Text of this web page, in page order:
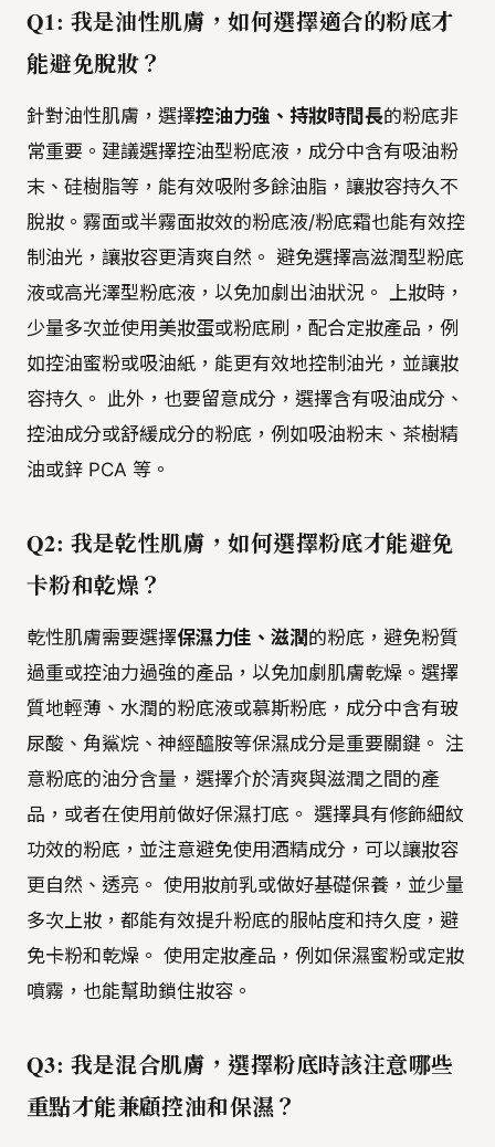
Q1: 我是油性肌膚，如何選擇適合的粉底才
能避免脫妝？
針對油性肌膚，選擇控油力強、持妝時間長的粉底非
常重要。建議選擇控油型粉底液，成分中含有吸油粉
末、硅樹脂等，能有效吸附多餘油脂，讓妝容持久不
脫妝。霧面或半霧面妝效的粉底液/粉底霜也能有效控
制油光，讓妝容更清爽自然。 避免選擇高滋潤型粉底
液或高光澤型粉底液，以免加劇出油狀況。 上妝時，
少量多次並使用美妝蛋或粉底刷，配合定妝產品，例
如控油蜜粉或吸油紙，能更有效地控制油光，並讓妝
容持久。 此外，也要留意成分，選擇含有吸油成分、
控油成分或舒緩成分的粉底，例如吸油粉末、茶樹精
油或鋅 PCA 等。
Q2: 我是乾性肌膚，如何選擇粉底才能避免
卡粉和乾燥？
乾性肌膚需要選擇保濕力佳、滋潤的粉底，避免粉質
過重或控油力過強的產品，以免加劇肌膚乾燥。選擇
質地輕薄、水潤的粉底液或慕斯粉底，成分中含有玻
尿酸、角鯊烷、神經醯胺等保濕成分是重要關鍵。 注
意粉底的油分含量，選擇介於清爽與滋潤之間的產
品，或者在使用前做好保濕打底。 選擇具有修飾細紋
功效的粉底，並注意避免使用酒精成分，可以讓妝容
更自然、透亮。 使用妝前乳或做好基礎保養，並少量
多次上妝，都能有效提升粉底的服帖度和持久度，避
免卡粉和乾燥。 使用定妝產品，例如保濕蜜粉或定妝
噴霧，也能幫助鎖住妝容。
Q3: 我是混合肌膚，選擇粉底時該注意哪些
重點才能兼顧控油和保濕？